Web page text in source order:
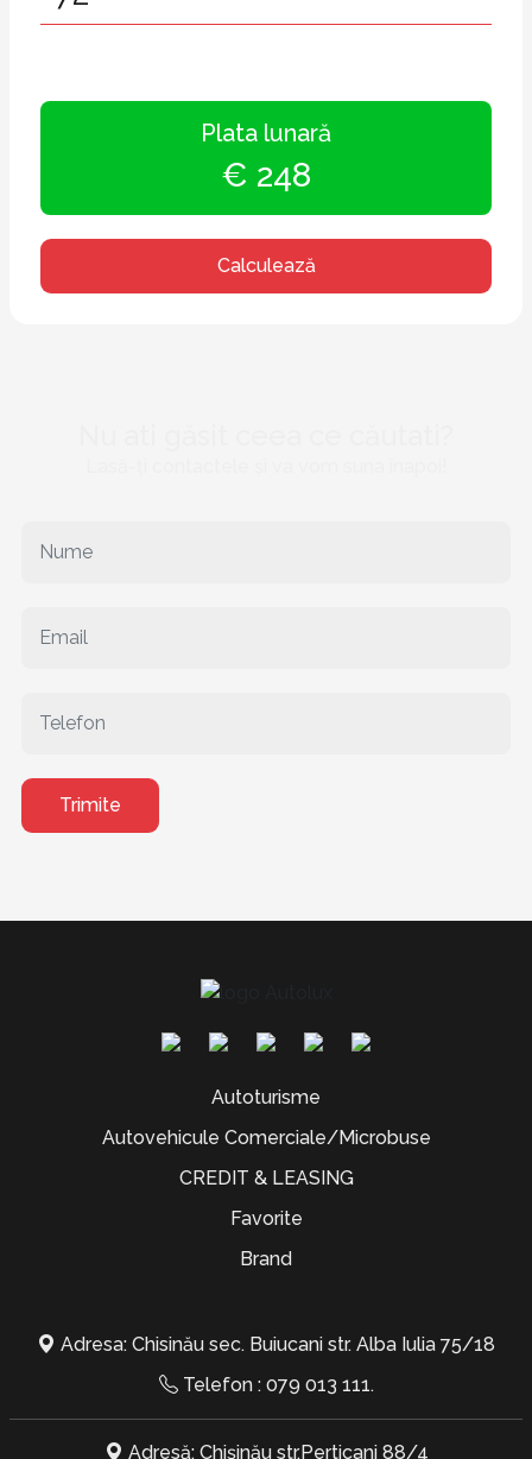
Plata lunară
€ 248
Calculează
Trimite
Autoturisme
Autovehicule Comerciale/Microbuse
CREDIT & LEASING
Favorite
Brand
Adresa: Chisinău sec. Buiucani str. Alba Iulia 75/18
Telefon : 079 013 111.
Adresă: Chișinău str.Perticani 88/4